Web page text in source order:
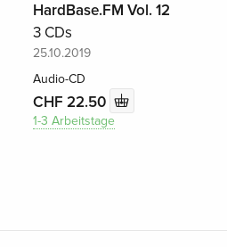
HardBase.FM Vol. 12
3 CDs
25.10.2019
Audio-CD
CHF 22.50
1-3 Arbeitstage